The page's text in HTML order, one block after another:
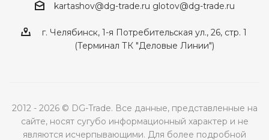
kartashov@dg-trade.ru glotov@dg-trade.ru
г. Челябинск, 1-я Потребительская ул., 26, стр. 1
(Терминал ТК "Деловые Линии")
2012 - 2026 © DG-Trade. Все данные, представленные на
сайте, носят сугубо информационный характер и не
являются исчерпывающими. Для более подробной